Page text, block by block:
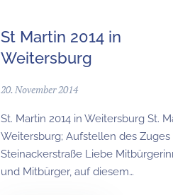
St Martin 2014 in
Weitersburg
20. November 2014
St. Martin 2014 in Weitersburg St.
Weitersburg; Aufstellen des Zuges
Steinackerstraße Liebe
und Mitbürger, auf diesem…